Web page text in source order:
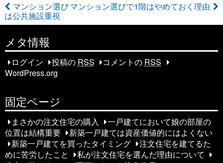
投
稿
ナ
ビ
ゲ
ー
シ
ョ
マンション選びで1階はやめておく理由
マンション選び
は公共施設重視
メタ情報
ログイン 投稿の RSS コメントの RSS
WordPress.org
固定ページ
まさかの注文住宅の購入
一戸建てにおいて娘の部屋の
位置は結構重要
新築一戸建ては資産価値的にはよくない
新築一戸建てを買ったタイミング
注文住宅を建てるた
めに苦労したこと
私が注文住宅を選んだ理由について